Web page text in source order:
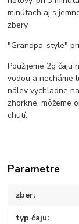
minútach aj s
zbery.
"Grandpa-style"
Použijeme 2g čaju
vodou a necháme
nálev vychladne
zhorkne, môžeme
chutí.
Parametre
zber
typ čaju